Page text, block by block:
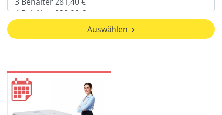
Auswählen